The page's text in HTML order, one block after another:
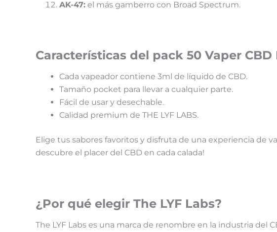
AK-47: el más gamberro con Broad Spectrum.
Características del pack 50 Vaper CBD
Cada vapeador contiene 3ml de líquido de CBD.
Tamaño pocket para llevar a cualquier parte.
Fácil de usar y desechable.
Calidad premium de THE LYF LABS.
Elige tus sabores favoritos y disfruta de una experiencia de
descubre el placer del CBD en cada calada!
¿Por qué elegir The LYF Labs?
The LYF Labs es una marca de renombre en la industria del